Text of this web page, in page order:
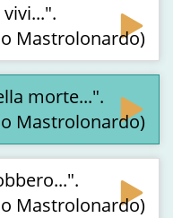
Mastrolonardo)
morte...".
Mastrolonardo)
Mastrolonardo)